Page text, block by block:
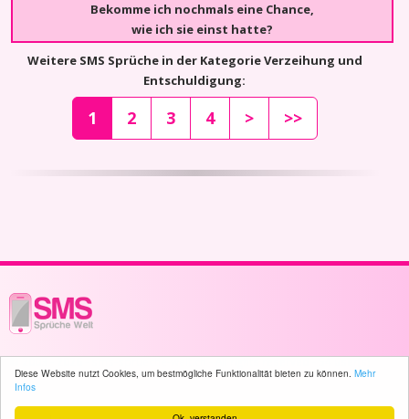
Diese Website nutzt Cookies, um bestmögliche Funktionalität bieten zu können. Mehr
Infos
Bekomme ich nochmals eine Chance,
wie ich sie einst hatte?
Weitere SMS Sprüche in der Kategorie Verzeihung und
Entschuldigung:
1 2 3 4 > >>
© 2003 - 2026 -sms-sprueche-welt.ch- All rights reserved -54 user(s)
online